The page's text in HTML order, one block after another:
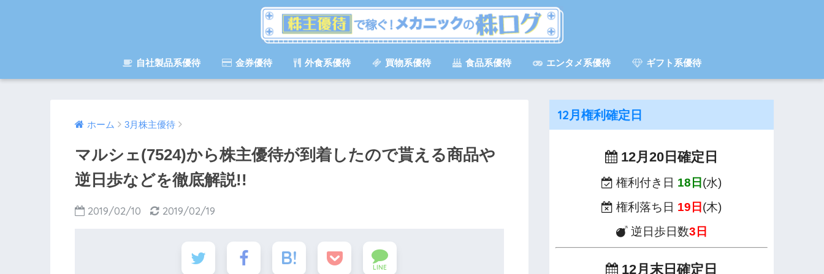
自社製品系優待 金券優待 外食系優待 買物系優待 食品系優待 エンタメ系優待 ギフト系優待
ホーム 3月株主優待
マルシェ(7524)から株主優待が到着したので貰える商品や
逆日歩などを徹底解説!!
2019/02/10 2019/02/19
LINE
12月権利確定日
12月20日確定日
権利付き日 18日 (水)
権利落ち日 19日 (木)
逆日歩日数3日
12月末日確定日